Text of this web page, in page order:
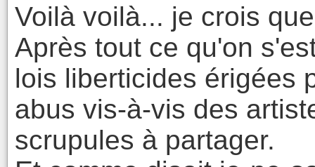
Voilà voilà... je crois
Après tout ce qu'on
lois liberticides érigées
abus vis-à-vis des
scrupules à partager.